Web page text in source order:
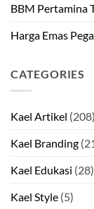
BBM Pertamina
Harga Emas
CATEGORIES
Kael Artikel (208)
Kael Branding
Kael Edukasi (28)
Kael Style (5)